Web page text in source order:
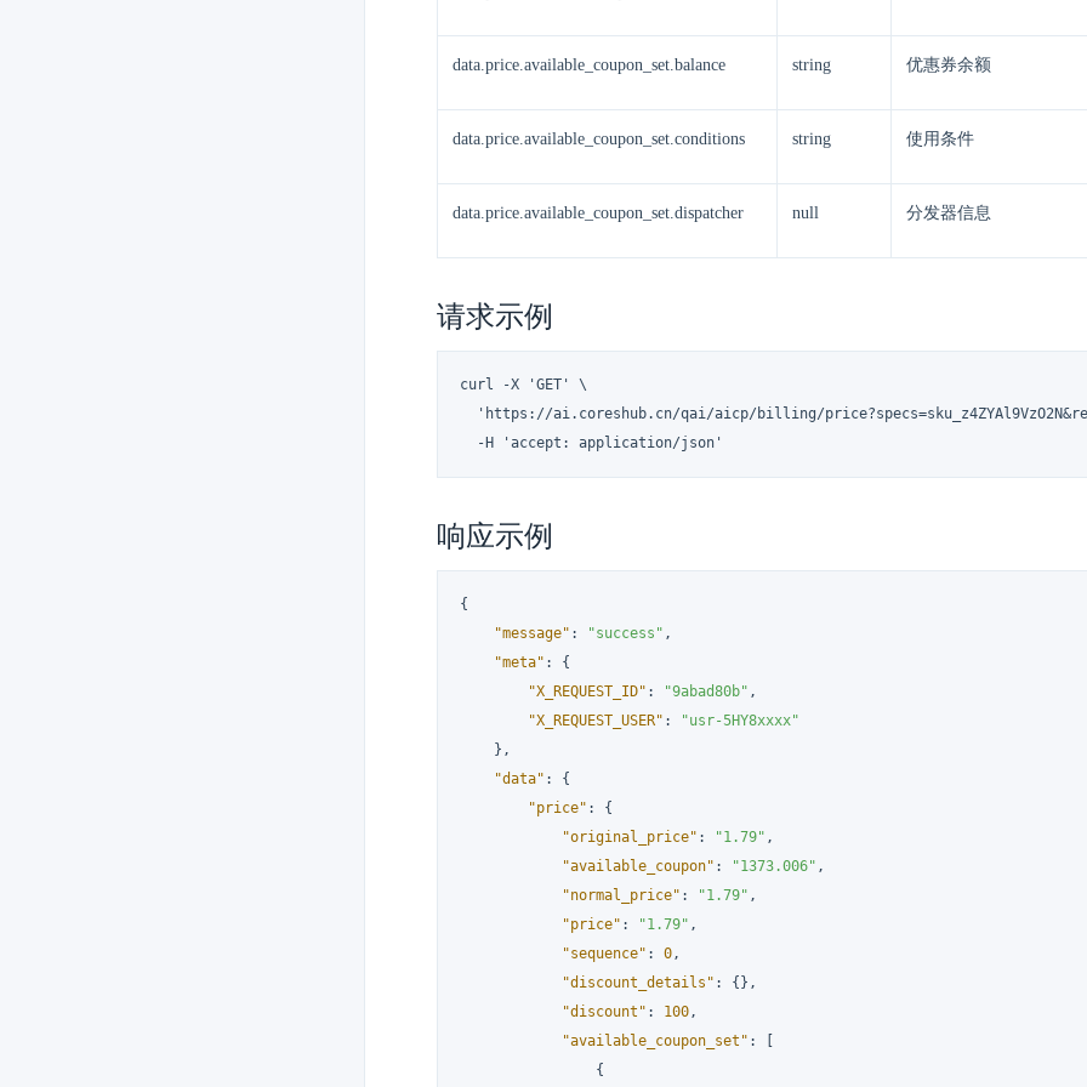
data.price.available_coupon_set.balance string 优惠券余额
data.price.available_coupon_set.conditions string 使用条件
data.price.available_coupon_set.dispatcher null 分发器信息
请求示例
curl -X 'GET' \
'https://ai.coreshub.cn/qai/aicp/billing/
  -H 'accept: application/json'
响应示例
{
"message" : "success" ,
"meta" :
{
"X_REQUEST_ID" : "9abad80b" ,
"X_REQUEST_USER" :
"usr-5HY8xxxx"
} ,
"data" :
{
"price" :
{
"original_price" : "1.79" ,
"available_coupon" : "1373.006" ,
"normal_price" : "1.79" ,
"price" : "1.79" ,
"sequence" : 0,
"discount_details" : { } ,
"discount" : 100,
"available_coupon_set" :
{